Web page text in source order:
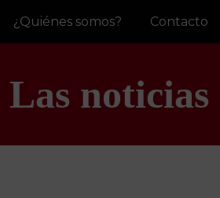
¿Quiénes somos? Contacto
Las